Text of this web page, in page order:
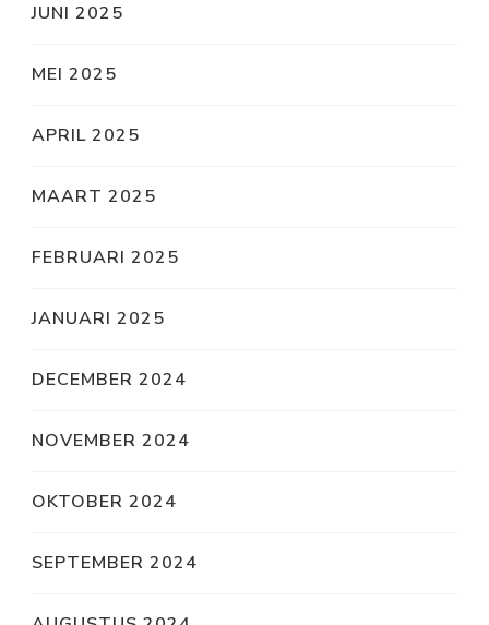
JUNI 2025
MEI 2025
APRIL 2025
MAART 2025
FEBRUARI 2025
JANUARI 2025
DECEMBER 2024
NOVEMBER 2024
OKTOBER 2024
SEPTEMBER 2024